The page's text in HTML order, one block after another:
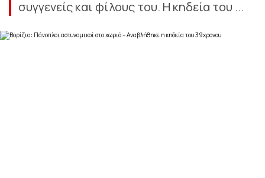
συγγενείς και φίλους του. Η κηδεία του ...